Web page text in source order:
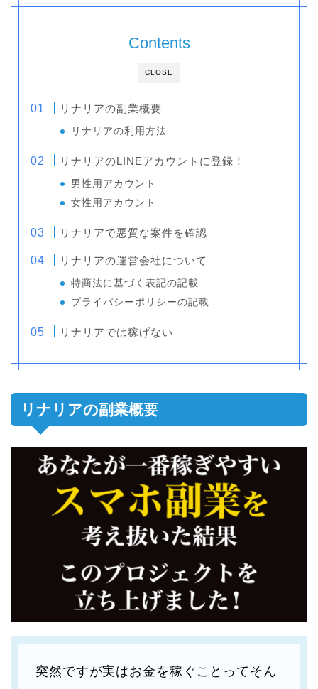
CLOSE
Contents
リナリアの副業概要
リナリアの利用方法
リナリアのLINEアカウントに登録！
男性用アカウント
女性用アカウント
リナリアで悪質な案件を確認
リナリアの運営会社について
特商法に基づく表記の記載
プライバシーポリシーの記載
リナリアでは稼げない
リナリアの副業概要
突然ですが実はお金を稼ぐことってそん